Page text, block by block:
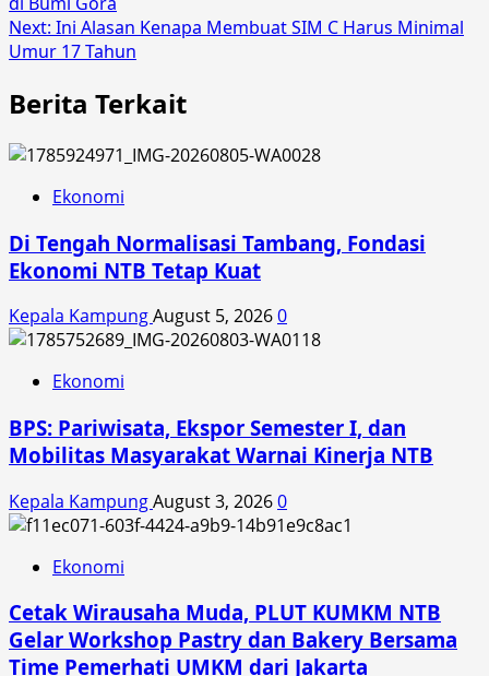
navigation
Next: Ini Alasan Kenapa Membuat SIM C Harus Minimal
Umur 17 Tahun
Berita Terkait
Ekonomi
Di Tengah Normalisasi Tambang, Fondasi
Ekonomi NTB Tetap Kuat
Kepala KampungAugust 5, 20260
Ekonomi
BPS: Pariwisata, Ekspor Semester I, dan
Mobilitas Masyarakat Warnai Kinerja NTB
Kepala KampungAugust 3, 20260
Ekonomi
Cetak Wirausaha Muda, PLUT KUMKM NTB
Gelar Workshop Pastry dan Bakery Bersama
Time Pemerhati UMKM dari Jakarta